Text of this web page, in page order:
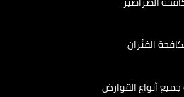
الفئران
أنواع القوارض